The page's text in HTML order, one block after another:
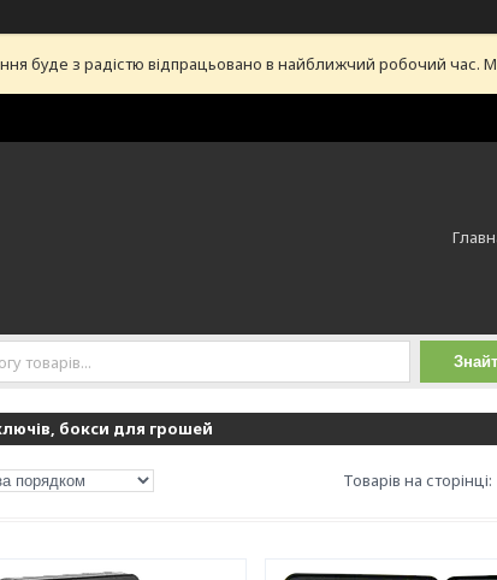
буде з радістю відпрацьовано в найближчий робочий час.
бокси для грошей